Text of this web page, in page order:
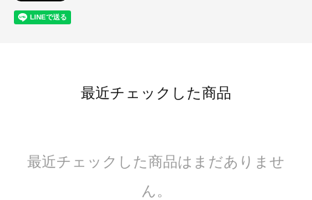
最近チェックした商品
最近チェックした商品はまだありませ
ん。